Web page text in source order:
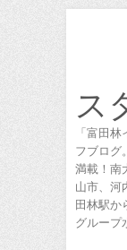
ス
「富田
フブログ
満載！南
山市、河
田林駅か
グループ